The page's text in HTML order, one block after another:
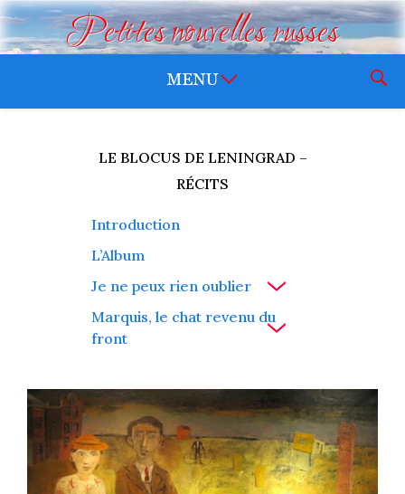
Petites nouvelles russes
LE BLOCUS DE LENINGRAD –
RÉCITS
Introduction
L’Album
Je ne peux rien oublier
Marquis, le chat revenu du
front